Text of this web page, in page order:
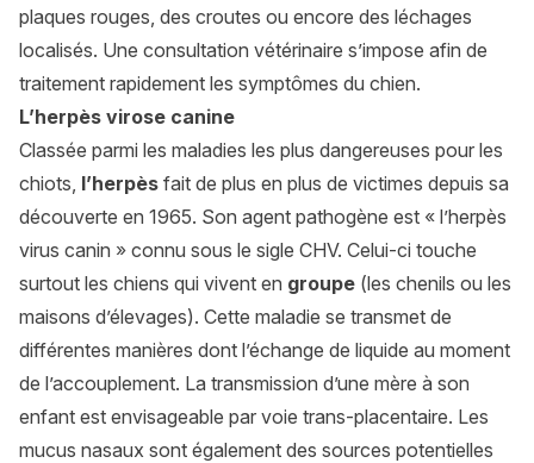
plaques rouges, des croutes ou encore des léchages
localisés. Une consultation vétérinaire s’impose afin de
traitement rapidement les symptômes du chien.
L’herpès virose canine
Classée parmi les maladies les plus dangereuses pour les
chiots, l’herpès fait de plus en plus de victimes depuis sa
découverte en 1965. Son agent pathogène est « l’herpès
virus canin » connu sous le sigle CHV. Celui-ci touche
surtout les chiens qui vivent en groupe (les chenils ou les
maisons d’élevages). Cette maladie se transmet de
différentes manières dont l’échange de liquide au moment
de l’accouplement. La transmission d’une mère à son
enfant est envisageable par voie trans-placentaire. Les
mucus nasaux sont également des sources potentielles